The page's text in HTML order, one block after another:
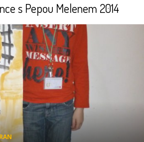
s Pepou Melenem 2014